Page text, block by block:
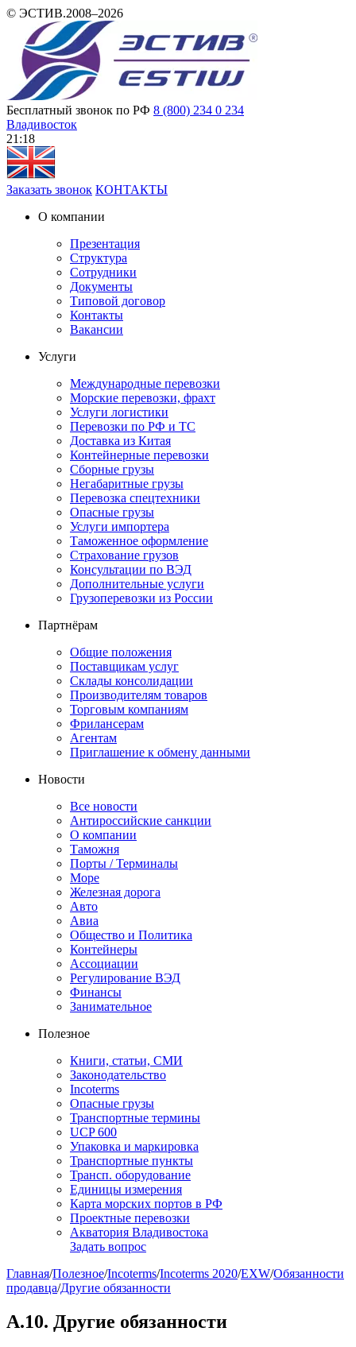
© ЭСТИВ.2008–2026
Бесплатный звонок по РФ 8 (800) 234 0 234
Владивосток
21:18
Заказать звонок КОНТАКТЫ
О компании
Презентация
Структура
Сотрудники
Документы
Типовой договор
Контакты
Вакансии
Услуги
Международные перевозки
Морские перевозки, фрахт
Услуги логистики
Перевозки по РФ и ТС
Доставка из Китая
Контейнерные перевозки
Сборные грузы
Негабаритные грузы
Перевозка спецтехники
Опасные грузы
Услуги импортера
Таможенное оформление
Страхование грузов
Консультации по ВЭД
Дополнительные услуги
Грузоперевозки из России
Партнёрам
Общие положения
Поставщикам услуг
Склады консолидации
Производителям товаров
Торговым компаниям
Фрилансерам
Агентам
Приглашение к обмену данными
Новости
Все новости
Антироссийские санкции
О компании
Таможня
Порты / Терминалы
Море
Железная дорога
Авто
Авиа
Общество и Политика
Контейнеры
Ассоциации
Регулирование ВЭД
Финансы
Занимательное
Полезное
Книги, статьи, СМИ
Законодательство
Incoterms
Опасные грузы
Транспортные термины
UCP 600
Упаковка и маркировка
Транспортные пункты
Трансп. оборудование
Единицы измерения
Карта морских портов в РФ
Проектные перевозки
Акватория Владивостока
Задать вопрос
Главная/Полезное/Incoterms/Incoterms 2020/EXW/Обязанности
продавца/Другие обязанности
A.10. Другие обязанности